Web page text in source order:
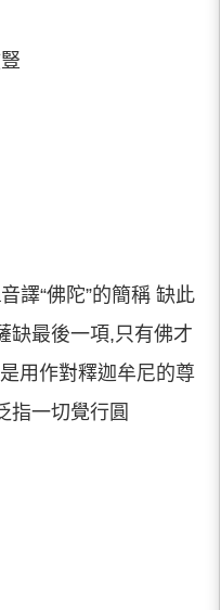
譯“佛陀”的簡稱 缺此
缺最後一項,只有佛才
用作對釋迦牟尼的尊
指一切覺行圓